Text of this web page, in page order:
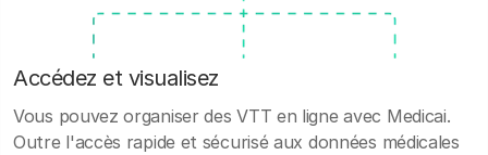
Accédez et visualisez
Vous pouvez organiser des VTT en ligne avec Medicai.
Outre l'accès rapide et sécurisé aux données médicales